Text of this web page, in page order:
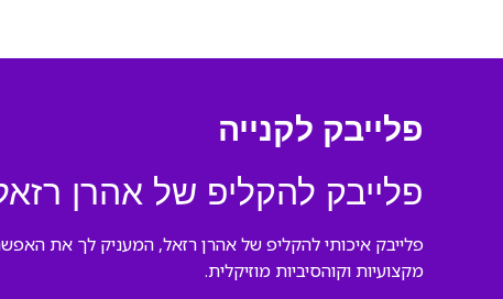
פלייבק לקנייה
פלייבק להקליפ של אהרן
פלייבק איכותי להקליפ של אהרן רזאל, המעניק לך את
מקצועיות וקוהסיביות מוזיקלית.